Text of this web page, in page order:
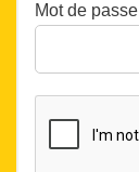
Mot de passe